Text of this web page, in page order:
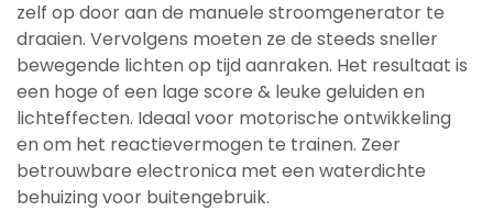
zelf op door aan de manuele stroomgenerator te
draaien. Vervolgens moeten ze de steeds sneller
bewegende lichten op tijd aanraken. Het resultaat is
een hoge of een lage score & leuke geluiden en
lichteffecten. Ideaal voor motorische ontwikkeling
en om het reactievermogen te trainen. Zeer
betrouwbare electronica met een waterdichte
behuizing voor buitengebruik.